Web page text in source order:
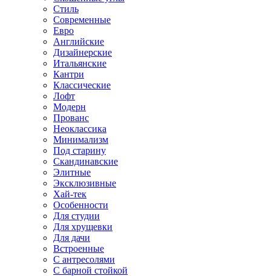
Стиль
Современные
Евро
Английские
Дизайнерские
Итальянские
Кантри
Классические
Лофт
Модерн
Прованс
Неоклассика
Минимализм
Под старину
Скандинавские
Элитные
Эксклюзивные
Хай-тек
Особенности
Для студии
Для хрущевки
Для дачи
Встроенные
С антресолями
С барной стойкой